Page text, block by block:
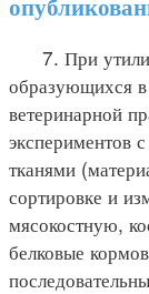
7. При
образующихся в
ветеринарной
экспериментов
тканями
сортировке и
мясокостную,
белковые